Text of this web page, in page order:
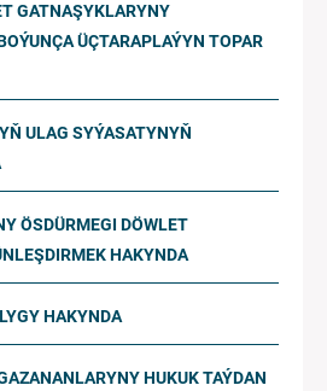
GATNAŞYKLARYNY
ÜÇTARAPLAÝYN TOPAR
ULAG SYÝASATYNYŇ
ÖSDÜRMEGI DÖWLET
HAKYNDA
HAKYNDA
HUKUK TAÝDAN